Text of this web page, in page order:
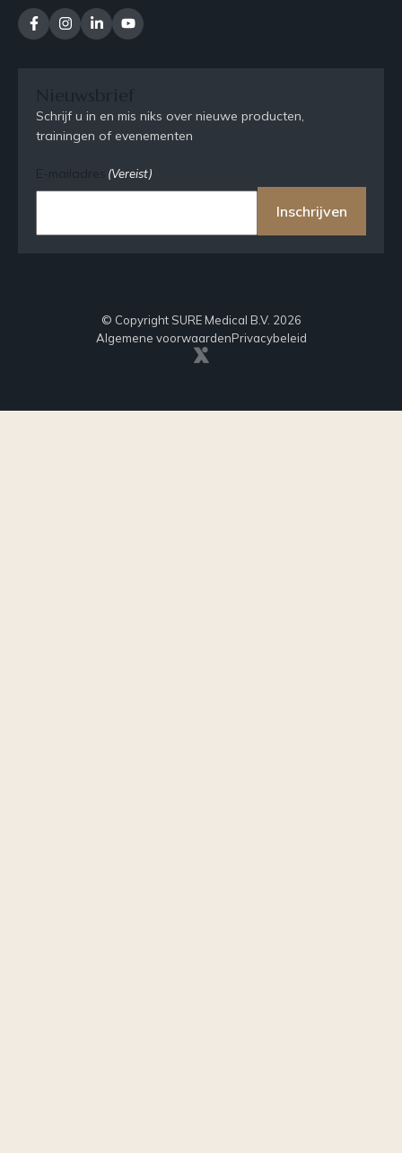
Schrijf u in en mis niks over nieuwe producten,
trainingen of evenementen
(Vereist)
Inschrijven
© Copyright SURE Medical B.V. 2026
Algemene voorwaardenPrivacybeleid